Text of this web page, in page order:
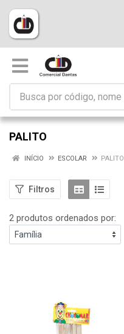
PALITO
INÍCIO ESCOLAR PALITO
Filtros
2 produtos ordenados por: